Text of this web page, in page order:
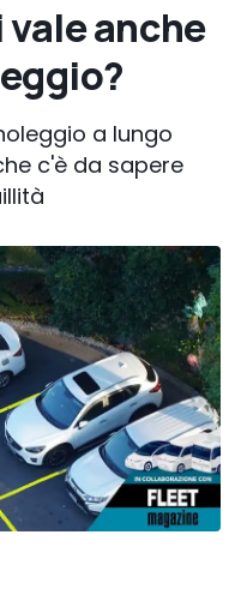
anche
a lungo
c'è da sapere